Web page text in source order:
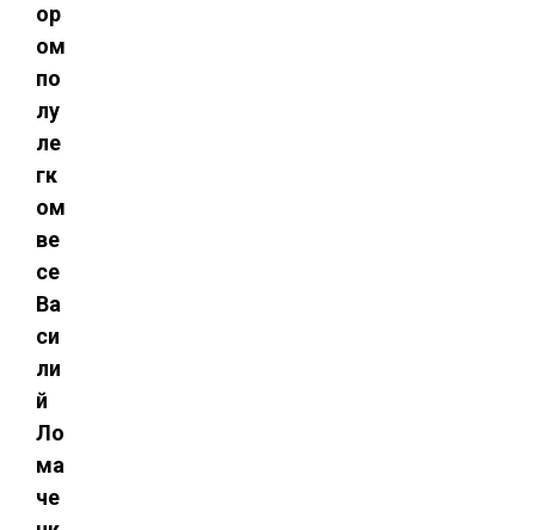
ор
ом
по
лу
ле
гк
ом
ве
се
Ва
си
ли
й
Ло
ма
че